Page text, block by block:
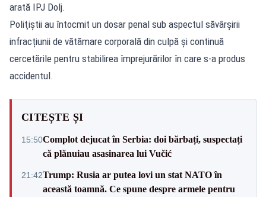
arată IPJ Dolj.
Poliţiştii au întocmit un dosar penal sub aspectul săvârşirii
infracțiunii de vătămare corporală din culpă și continuă
cercetările pentru stabilirea împrejurărilor în care s-a produs
accidentul.
CITEȘTE ȘI
15:50Complot dejucat în Serbia: doi bărbați, suspectați
că plănuiau asasinarea lui Vučić
21:42Trump: Rusia ar putea lovi un stat NATO în
această toamnă. Ce spune despre armele pentru